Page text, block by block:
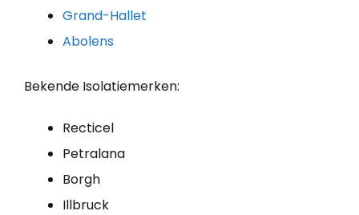
Grand-Hallet
Abolens
Bekende Isolatiemerken:
Recticel
Petralana
Borgh
Illbruck